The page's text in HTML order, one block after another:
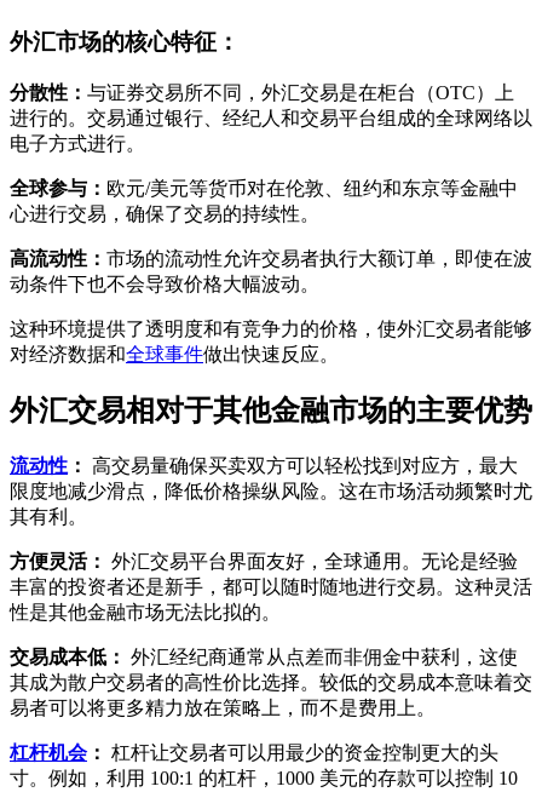
外汇市场的核心特征：
分散性： 与证券交易所不同，外汇交易是在柜台（OTC）上
进行的。交易通过银行、经纪人和交易平台组成的全球网络以
电子方式进行。
全球参与： 欧元/美元等货币对在伦敦、纽约和东京等金融中
心进行交易，确保了交易的持续性。
高流动性： 市场的流动性允许交易者执行大额订单，即使在波
动条件下也不会导致价格大幅波动。
这种环境提供了透明度和有竞争力的价格，使外汇交易者能够
对经济数据和全球事件做出快速反应。
外汇交易相对于其他金融市场的主要优势
流动性 ： 高交易量确保买卖双方可以轻松找到对应方，最大
限度地减少滑点，降低价格操纵风险。这在市场活动频繁时尤
其有利。
方便灵活： 外汇交易平台界面友好，全球通用。无论是经验
丰富的投资者还是新手，都可以随时随地进行交易。这种灵活
性是其他金融市场无法比拟的。
交易成本低： 外汇经纪商通常从点差而非佣金中获利，这使
其成为散户交易者的高性价比选择。较低的交易成本意味着交
易者可以将更多精力放在策略上，而不是费用上。
杠杆机会： 杠杆让交易者可以用最少的资金控制更大的头
寸。例如，利用 100:1 的杠杆，1000 美元的存款可以控制 10